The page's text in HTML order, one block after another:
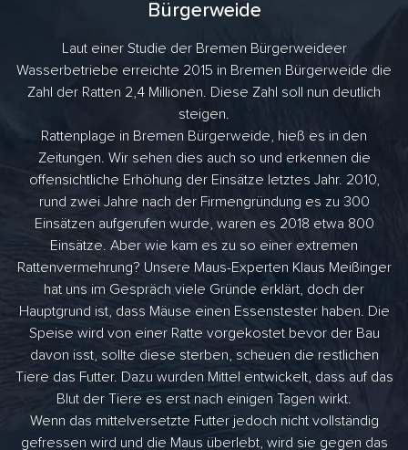
Bürgerweide
Laut einer Studie der Bremen Bürgerweideer
Wasserbetriebe erreichte 2015 in Bremen Bürgerweide die
Zahl der Ratten 2,4 Millionen. Diese Zahl soll nun deutlich
steigen.
Rattenplage in Bremen Bürgerweide, hieß es in den
Zeitungen. Wir sehen dies auch so und erkennen die
offensichtliche Erhöhung der Einsätze letztes Jahr. 2010,
rund zwei Jahre nach der Firmengründung es zu 300
Einsätzen aufgerufen wurde, waren es 2018 etwa 800
Einsätze. Aber wie kam es zu so einer extremen
Rattenvermehrung? Unsere Maus-Experten Klaus Meißinger
hat uns im Gespräch viele Gründe erklärt, doch der
Hauptgrund ist, dass Mäuse einen Essenstester haben. Die
Speise wird von einer Ratte vorgekostet bevor der Bau
davon isst, sollte diese sterben, scheuen die restlichen
Tiere das Futter. Dazu wurden Mittel entwickelt, dass auf das
Blut der Tiere es erst nach einigen Tagen wirkt.
Wenn das mittelversetzte Futter jedoch nicht vollständig
gefressen wird und die Maus überlebt, wird sie gegen das